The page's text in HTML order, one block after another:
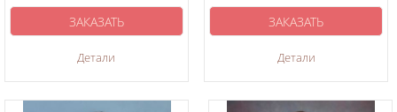
Детали
ЗАКАЗАТЬ
Детали
ЗАКАЗАТЬ